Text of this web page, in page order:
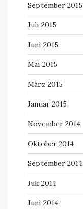
September 2015
Juli 2015
Juni 2015
Mai 2015
März 2015
Januar 2015
November 2014
Oktober 2014
September 2014
Juli 2014
Juni 2014